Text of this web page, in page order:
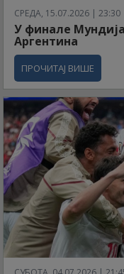
СРЕДА, 15.07.2026 | 23:30
У финале
Аргентина
ПРОЧИТАЈ ВИШЕ